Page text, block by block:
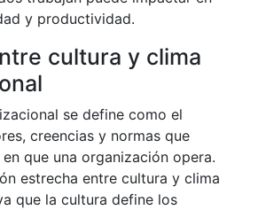
y productividad.
cultura y clima
se define como el
creencias y normas que
que una organización opera.
estrecha entre cultura y clima
que la cultura define los